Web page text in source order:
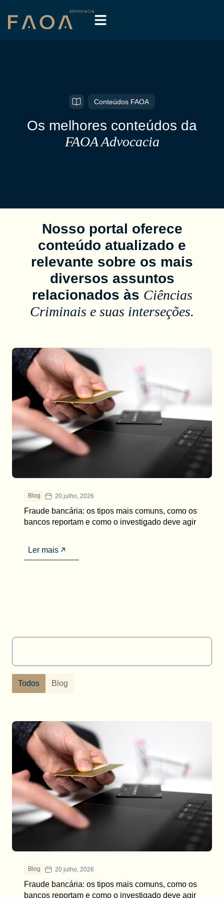
Conteúdos FAOA
Os melhores conteúdos da
FAOA Advocacia
Nosso portal oferece
conteúdo atualizado e
relevante sobre os mais
diversos assuntos
relacionados às Ciências
Criminais e suas interseções.
Blog 20 julho, 2026
Fraude bancária: os tipos mais comuns, como os
bancos reportam e como o investigado deve agir
Ler mais
Blog
Todos
Blog 20 julho, 2026
Fraude bancária: os tipos mais comuns, como os
bancos reportam e como o investigado deve agir